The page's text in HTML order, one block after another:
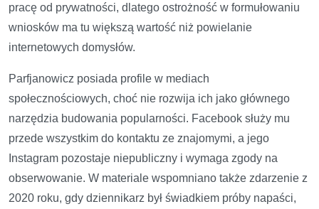
pracę od prywatności, dlatego ostrożność w formułowaniu
wniosków ma tu większą wartość niż powielanie
internetowych domysłów.
Parfjanowicz posiada profile w mediach
społecznościowych, choć nie rozwija ich jako głównego
narzędzia budowania popularności. Facebook służy mu
przede wszystkim do kontaktu ze znajomymi, a jego
Instagram pozostaje niepubliczny i wymaga zgody na
obserwowanie. W materiale wspomniano także zdarzenie z
2020 roku, gdy dziennikarz był świadkiem próby napaści,